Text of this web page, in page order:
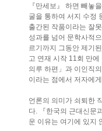
『만세보』 하면 빼놓
굴을 통하여 서지 수정
출간된 작품이라는 잘
성과를 넘어 문학사적
르기까지 그동안 제기
고 연재 시작 11회 만
의루 하편」과 이인직
이라는 점에서 저자에
언론의 의미가 쇠퇴한
다. 『한국의 근대신문
운 이유는 여기에 있지